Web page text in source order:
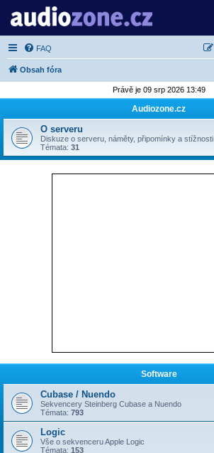
Server o digitálním zpracování zvuku
FAQ
Obsah fóra
Právě je 09 srp 2026 13:49
Audiozone.cz
O serveru
Diskuze o serveru, náměty, připomínky a stížnosti
Témata: 31
Software
Cubase / Nuendo
Sekvencery Steinberg Cubase a Nuendo
Témata: 793
Logic
Vše o sekvenceru Apple Logic
Témata: 153